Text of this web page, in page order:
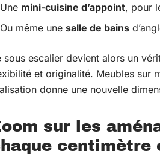
Une mini-cuisine d’appoint, pour
Ou même une salle de bains
sous escalier devient alors un
et originalité. Meubles sur
donne une nouvelle
sur les
centimètre